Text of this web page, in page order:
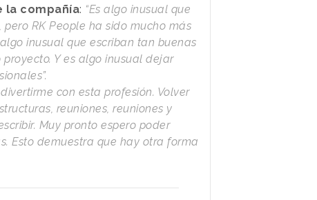
la compañía: “Es algo inusual que
RK People ha sido mucho más
inusual que escriban tan buenas
Y es algo inusual dejar
con esta profesión. Volver
reuniones, reuniones y
Muy pronto espero poder
Esto demuestra que hay otra forma